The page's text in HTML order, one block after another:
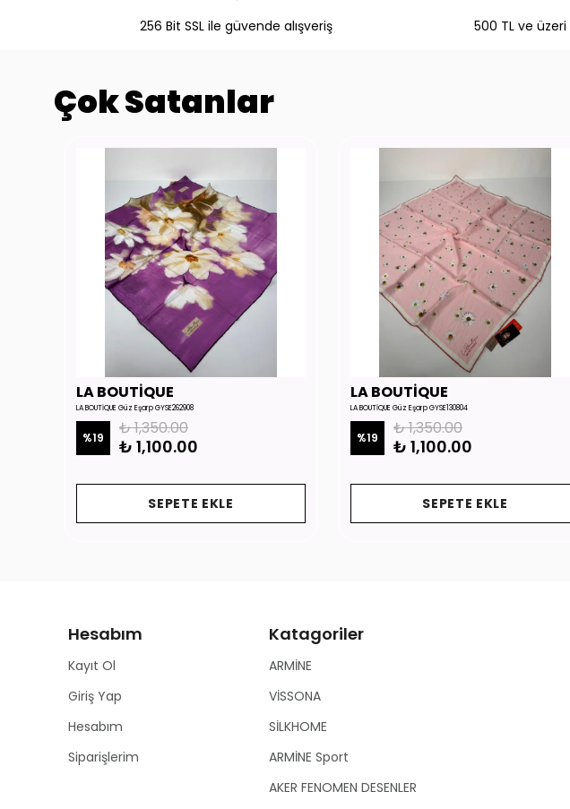
256 Bit SSL ile güvende alışveriş 500 TL ve
Çok Satanlar
LA BOUTİQUE
LA BOUTİQUE Güz Eşarp GYSE262908
%19 ₺ 1,350.00
₺ 1,100.00
SEPETE EKLE
LA BOUTİQUE
LA BOUTİQUE Güz Eşarp GYSE130804
%19 ₺ 1,350.00
₺ 1,100.00
SEPETE EKLE
Hesabım
Kayıt Ol
Giriş Yap
Hesabım
Siparişlerim
Katagoriler
ARMİNE
VİSSONA
SİLKHOME
ARMİNE Sport
AKER FENOMEN DESENLER